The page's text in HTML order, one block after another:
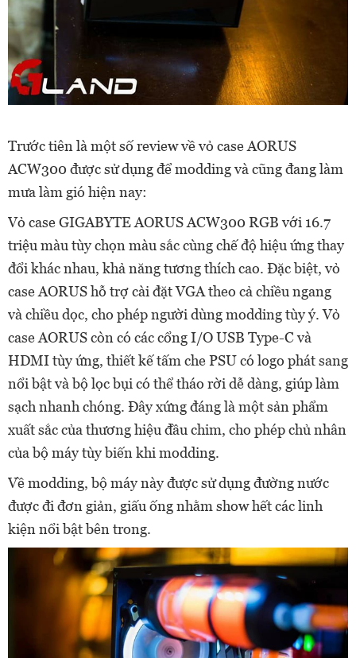
Trước tiên là một số review về vỏ case AORUS
ACW300 được sử dụng để modding và cũng đang làm
mưa làm gió hiện nay:
Vỏ case GIGABYTE AORUS ACW300 RGB với 16.7
triệu màu tùy chọn màu sắc cùng chế độ hiệu ứng thay
đổi khác nhau, khả năng tương thích cao. Đặc biệt, vỏ
case AORUS hỗ trợ cài đặt VGA theo cả chiều ngang
và chiều dọc, cho phép người dùng modding tùy ý. Vỏ
case AORUS còn có các cổng I/O USB Type-C và
HDMI tùy ứng, thiết kế tấm che PSU có logo phát sang
nổi bật và bộ lọc bụi có thể tháo rời dễ dàng, giúp làm
sạch nhanh chóng. Đây xứng đáng là một sản phẩm
xuất sắc của thương hiệu đầu chim, cho phép chủ nhân
của bộ máy tùy biến khi modding.
Về modding, bộ máy này được sử dụng đường nước
được đi đơn giản, giấu ống nhằm show hết các linh
kiện nổi bật bên trong.